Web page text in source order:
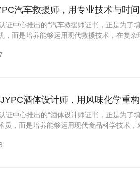
汽车救援师，用专业技术与时
证中心推出的“汽车救援师证书，正是为了
，而是培养能够运用现代救援技术，在复杂
能源汽车断电
酒体设计师，用风味化学重
证中心推出的“酒体设计师证书，正是为了
员，而是培养能够运用现代食品科学技术，
架期预测的全